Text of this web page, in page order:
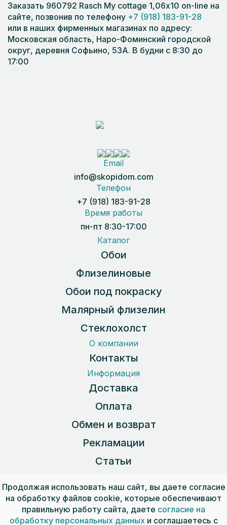
Заказать 960792 Rasch My cottage 1,06х10 on-line на
сайте, позвонив по телефону +7 (918) 183-91-28
или в наших фирменных магазинах по адресу:
Московская область, Наро-Фоминский городской
округ, деревня Софьино, 53А. В будни с 8:30 до
17:00
Email
info@skopidom.com
Телефон
+7 (918) 183-91-28
Время работы
пн-пт 8:30-17:00
Каталог
Обои
Флизелиновые
Обои под покраску
Малярный флизелин
Стеклохолст
О компании
Контакты
Информация
Доставка
Оплата
Обмен и возврат
Рекламации
Статьи
Пользовательское соглашение
Продолжая использовать наш сайт, вы даете согласие
на обработку файлов cookie, которые обеспечивают
правильную работу сайта, даете согласие на
обработку персональных данныхи соглашаетесь с